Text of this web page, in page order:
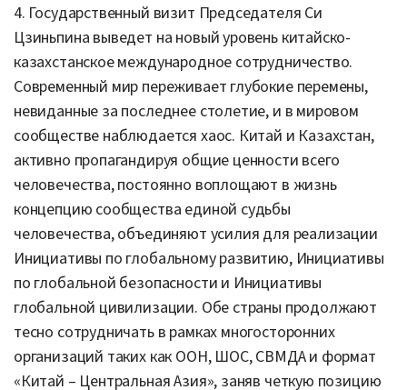
4. Государственный визит Председателя Си
Цзиньпина выведет на новый уровень китайско-
казахстанское международное сотрудничество.
Современный мир переживает глубокие перемены,
невиданные за последнее столетие, и в мировом
сообществе наблюдается хаос. Китай и Казахстан,
активно пропагандируя общие ценности всего
человечества, постоянно воплощают в жизнь
концепцию сообщества единой судьбы
человечества, объединяют усилия для реализации
Инициативы по глобальному развитию, Инициативы
по глобальной безопасности и Инициативы
глобальной цивилизации. Обе страны продолжают
тесно сотрудничать в рамках многосторонних
организаций таких как ООН, ШОС, СВМДА и формат
«Китай – Центральная Азия», заняв четкую позицию